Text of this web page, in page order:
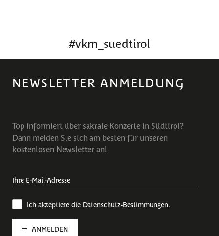
#vkm_suedtirol
NEWSLETTER ANMELDUNG
Top informiert über sakrale Konzerte in Südtirol?
Dann melden Sie sich am besten für unseren
kostenlosen Newsletter an!
Ich akzeptiere die Datenschutz-Bestimmungen
ANMELDEN